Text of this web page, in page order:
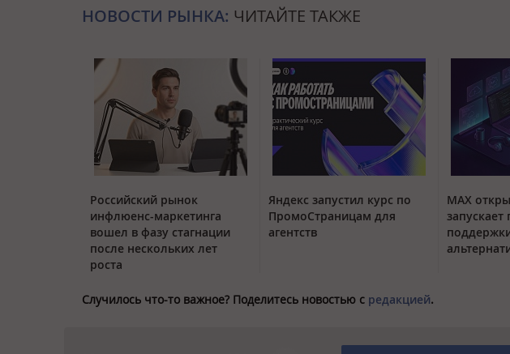
НОВОСТИ РЫНКА: ЧИТАЙТЕ ТАКЖЕ
Российский рынок
инфлюенс-маркетинга
вошел в фазу стагнации
после нескольких лет
роста
Яндекс запустил курс по
ПромоСтраницам для
агентств
MAX
Случилось что-то важное? Поделитесь новостью с редакцией.